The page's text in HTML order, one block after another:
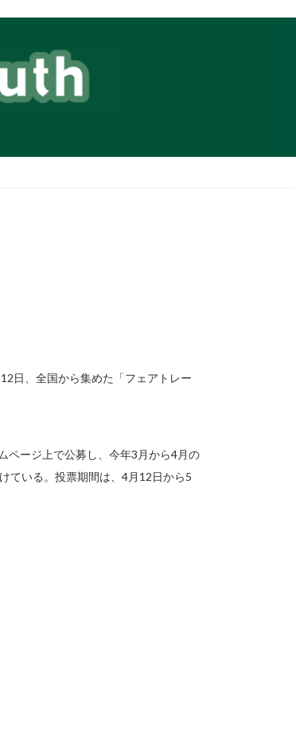
日、全国から集めた「フェアトレー
ページ上で公募し、今年3月から4月の
ている。投票期間は、4月12日から5